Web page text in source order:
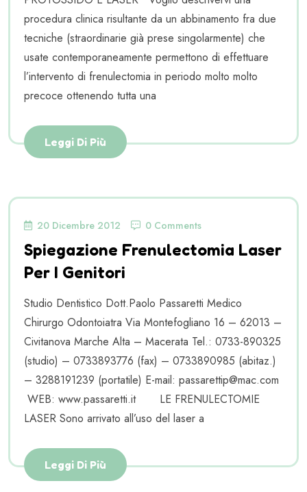
procedura clinica risultante da un abbinamento fra due
tecniche (straordinarie già prese singolarmente) che
usate contemporaneamente permettono di effettuare
l’intervento di frenulectomia in periodo molto molto
precoce ottenendo tutta una
Leggi Di Più
20 Dicembre 2012 0 Comments
Spiegazione Frenulectomia Laser
Per I Genitori
Studio Dentistico Dott.Paolo Passaretti Medico
Chirurgo Odontoiatra Via Montefogliano 16 – 62013 –
Civitanova Marche Alta – Macerata Tel.: 0733-890325
(studio) – 0733893776 (fax) – 0733890985 (abitaz.)
– 3288191239 (portatile) E-mail: passarettip@mac.com
WEB: www.passaretti.it LE FRENULECTOMIE
LASER Sono arrivato all’uso del laser a
Leggi Di Più